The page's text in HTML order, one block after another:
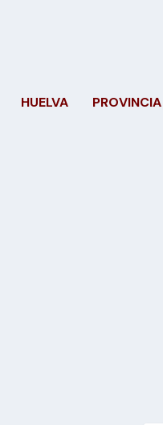
HUELVA PROVINCIA